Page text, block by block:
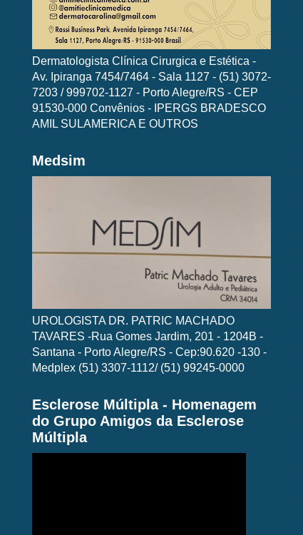
Dermatologista Clínica Cirurgica e Estética -
Av. Ipiranga 7454/7464 - Sala 1127 - (51) 3072-
7203 / 999702-1127 - Porto Alegre/RS - CEP
91530-000 Convênios - IPERGS BRADESCO
AMIL SULAMERICA E OUTROS
Medsim
UROLOGISTA DR. PATRIC MACHADO
TAVARES -Rua Gomes Jardim, 201 - 1204B -
Santana - Porto Alegre/RS - Cep:90.620 -130 -
Medplex (51) 3307-1112/ (51) 99245-0000
Esclerose Múltipla - Homenagem
do Grupo Amigos da Esclerose
Múltipla